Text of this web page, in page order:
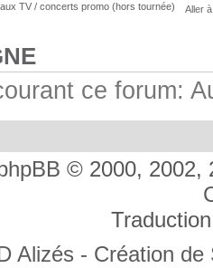
TV / concerts promo (hors tournée) Aller
ce forum:
© 2000, 2002,
Alizés - Création